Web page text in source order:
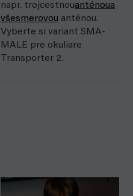
napr. trojcestnouanténoua
všesmerovou anténou.
Vyberte si variant SMA-
MALE pre okuliare
Transporter 2.